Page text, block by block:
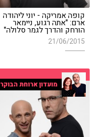
קופה אמריקה - יוני ליהודה
ארם: "אתה רגוע, ניימאר
הורחק והדרך לגמר סלולה"
21/06/2015
מועדון ארוחת הבוקר